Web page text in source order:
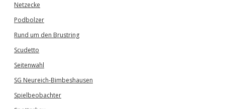
Netzecke
Podbolzer
Rund um den Brustring
Scudetto
Seitenwahl
SG Neureich-Bimbeshausen
Spielbeobachter